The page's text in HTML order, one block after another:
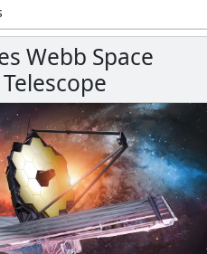
Webb Space
Telescope